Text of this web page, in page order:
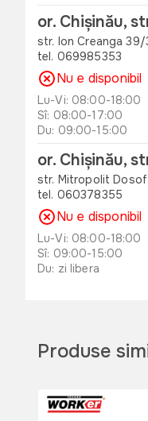
or. Chișinău,
str. Ion Creanga 39/
tel. 069985353
Nu e disponibil
Lu-Vi: 08:00-18:00
Sî: 08:00-17:00
Du: 09:00-15:00
or. Chișinău,
str. Mitropolit
tel. 060378355
Nu e disponibil
Lu-Vi: 08:00-18:00
Sî: 09:00-15:00
Du: zi libera
Nu e disponibil
Du: 08:00-15:00
Produse